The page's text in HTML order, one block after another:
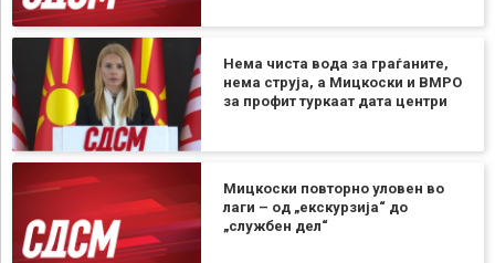
Нема чиста вода за граѓаните,
нема струја, а Мицкоски и ВМРО
за профит туркаат дата центри
Мицкоски повторно уловен во
лаги – од „екскурзија“ до
„службен дел“